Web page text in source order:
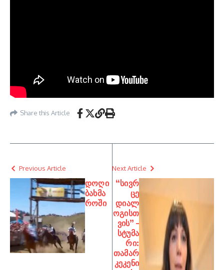
Share this Article
Previous Article
დოღი
ბახმა
როში
Next Article
“სივრ
ცე
დიალ
ოგისთ
ვის” –
სტუმა
რი:
თამარ
კეკენი